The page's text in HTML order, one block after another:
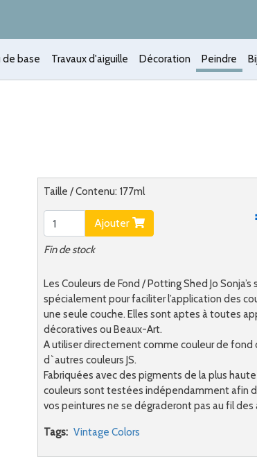
de base Travaux d'aiguille Décoration Peindre
Taille / Contenu: 177ml
Ajouter
Fin de stock
Les Couleurs de Fond / Potting Shed Jo
spécialement pour faciliter l’application des
une seule couche. Elles sont aptes à toutes
décoratives ou Beaux-Art.
A utiliser directement comme couleur de fond
d`autres couleurs JS.
Fabriquées avec des pigments de la plus
couleurs sont testées indépendamment afin
vos peintures ne se dégraderont pas au fil des
Tags: Vintage Colors